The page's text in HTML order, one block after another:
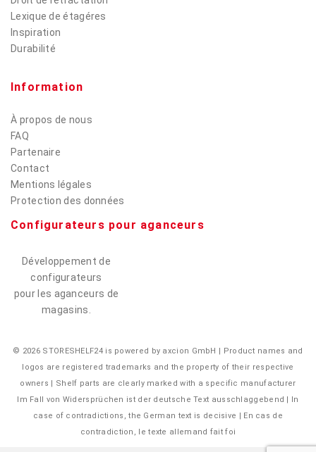
Lexique de étagéres
Inspiration
Durabilité
Information
À propos de nous
FAQ
Partenaire
Contact
Mentions légales
Protection des données
Configurateurs pour aganceurs
Développement de
configurateurs
pour les aganceurs de
magasins.
© 2026 STORESHELF24 is powered by axcion GmbH | Product names and
logos are registered trademarks and the property of their respective
owners | Shelf parts are clearly marked with a specific manufacturer
Im Fall von Widersprüchen ist der deutsche Text ausschlaggebend | In
case of contradictions, the German text is decisive | En cas de
contradiction, le texte allemand fait foi